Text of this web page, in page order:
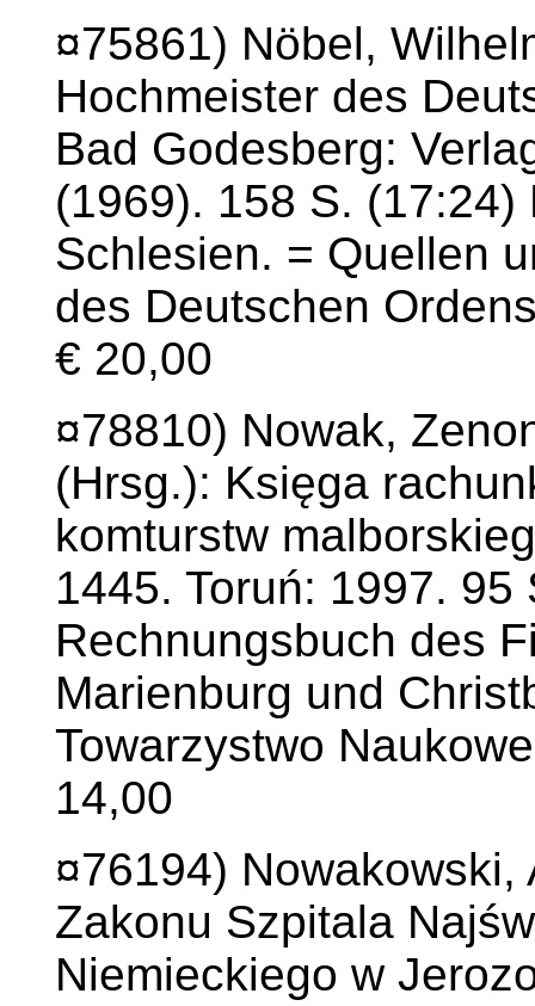
¤75861) Nöbel,
Hochmeister des
Bad Godesberg:
(1969). 158 S.
Schlesien. = Quellen
des Deutschen
€ 20,00
¤78810) Nowak,
(Hrsg.): Księga
komturstw
1445. Toruń: 1997.
Rechnungsbuch des
Marienburg und
Towarzystwo
14,00
¤76194)
Zakonu Szpitala
Niemieckiego w